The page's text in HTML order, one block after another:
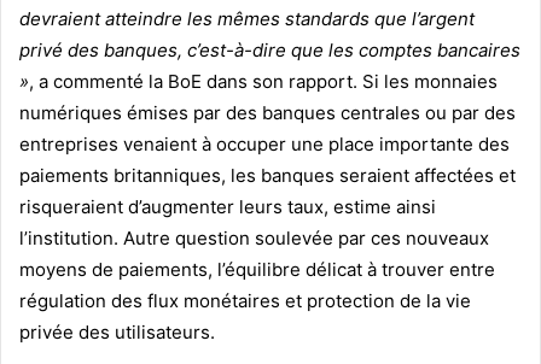
devraient atteindre les mêmes standards que l’argent
privé des banques, c’est-à-dire que les comptes bancaires
», a commenté la BoE dans son rapport. Si les monnaies
numériques émises par des banques centrales ou par des
entreprises venaient à occuper une place importante des
paiements britanniques, les banques seraient affectées et
risqueraient d’augmenter leurs taux, estime ainsi
l’institution. Autre question soulevée par ces nouveaux
moyens de paiements, l’équilibre délicat à trouver entre
régulation des flux monétaires et protection de la vie
privée des utilisateurs.